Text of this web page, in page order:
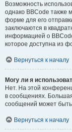
Возможность
однако BBCode также
форме для его
заключаются в
информацией о
которое доступна из
Вернуться к началу
Могу ли я
Нет. На этой
в сообщениях.
сообщений может
Вернуться к началу